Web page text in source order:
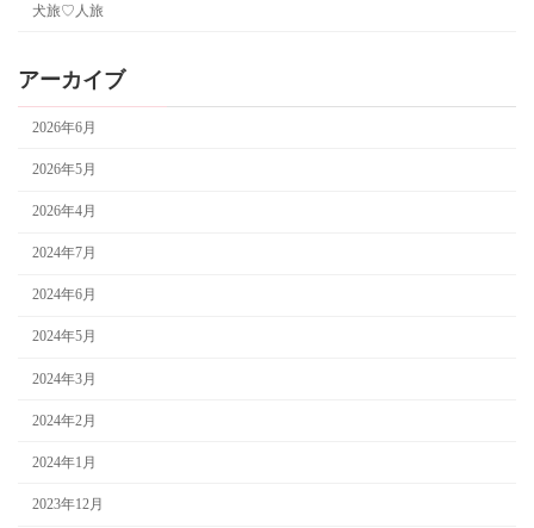
犬旅♡人旅
アーカイブ
2026年6月
2026年5月
2026年4月
2024年7月
2024年6月
2024年5月
2024年3月
2024年2月
2024年1月
2023年12月